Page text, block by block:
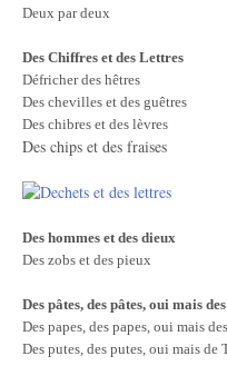
Deux par deux
Des Chiffres et des Lettres
Défricher des hêtres
Des chevilles et des guêtres
Des chibres et des lèvres
Des chips et des fraises
Des hommes et des dieux
Des zobs et des pieux
Des pâtes, des pâtes, oui mais
Des papes, des papes, oui mais
Des putes, des putes, oui mais de